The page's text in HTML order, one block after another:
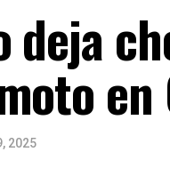
deja
en
2025